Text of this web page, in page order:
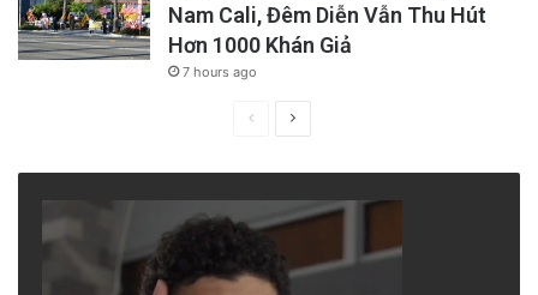
Trong tuần lễ kết thúc vào ngày 31 Tháng Bảy,
1.03% số lượt người đi cấp cứu ở California là
Mặc dù khàn giọng là triệu chứng đặc trưng
của Stratus, nhưng biến thể này còn gây ra
một loạt triệu chứng tương tự những biến thể
Nam Cali, Đêm Diễn Vẫn Thu Hút
Hơn 1000 Khán Giả
7 hours ago
PreviousNext